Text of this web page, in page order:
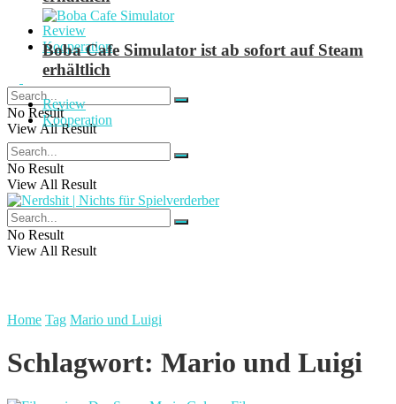
Review
Kooperation
No Result
View All Result
Boba Cafe Simulator ist ab sofort auf Steam
erhältlich
Review
Kooperation
No Result
View All Result
No Result
View All Result
Home Tag Mario und Luigi
Schlagwort: Mario und Luigi